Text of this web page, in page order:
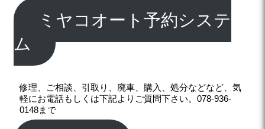
ミヤコオート予約システ
ム
修理、ご相談、引取り、廃車、購入、処分などなど、気
軽にお電話もしくは下記よりご質問下さい。078-936-
0148まで